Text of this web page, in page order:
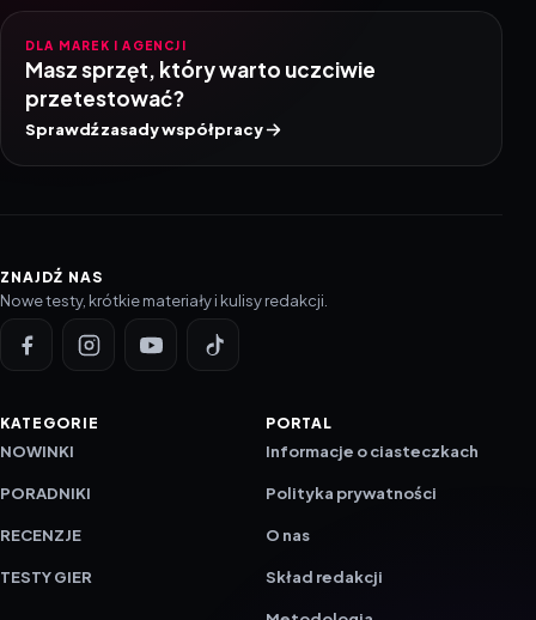
DLA MAREK I AGENCJI
Masz sprzęt, który warto uczciwie
przetestować?
Sprawdź zasady współpracy
ZNAJDŹ NAS
Nowe testy, krótkie materiały i kulisy redakcji.
KATEGORIE
NOWINKI
PORADNIKI
RECENZJE
TESTY GIER
PORTAL
Informacje o ciasteczkach
Polityka prywatności
O nas
Skład redakcji